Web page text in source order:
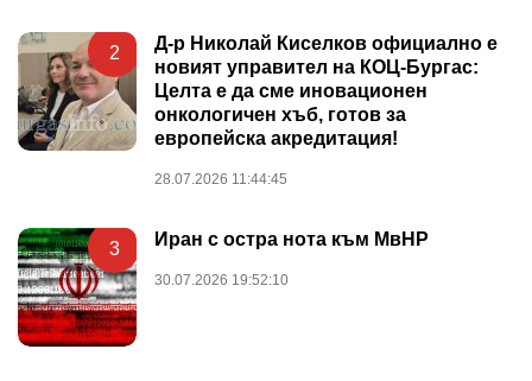
2
Д-р Николай Киселков официално е
новият управител на КОЦ-Бургас:
Целта е да сме иновационен
онкологичен хъб, готов за
европейска акредитация!
28.07.2026 11:44:45
3 Иран с остра нота към МвНР
30.07.2026 19:52:10